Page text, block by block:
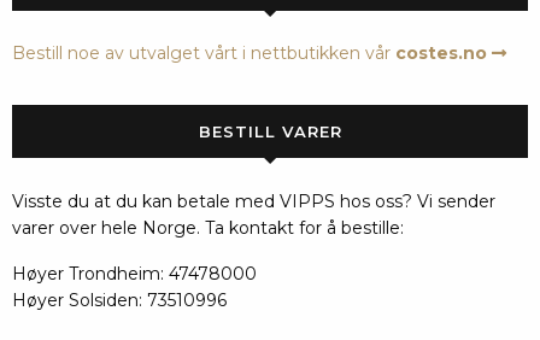
Bestill noe av utvalget vårt i nettbutikken vår costes.no
BESTILL VARER
Visste du at du kan betale med VIPPS hos oss? Vi sender
varer over hele Norge. Ta kontakt for å bestille:
Høyer Trondheim: 47478000
Høyer Solsiden: 73510996